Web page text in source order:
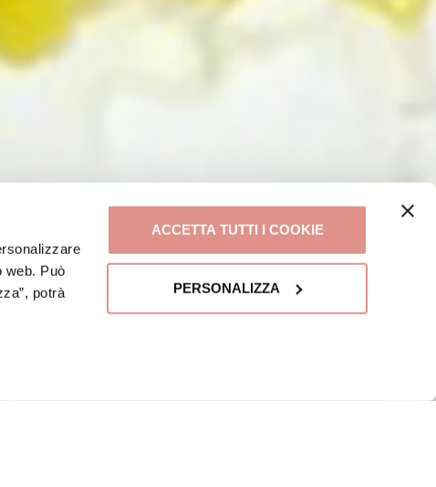
web. Può
potrà
ACCETTA TUTTI I COOKIE
PERSONALIZZA